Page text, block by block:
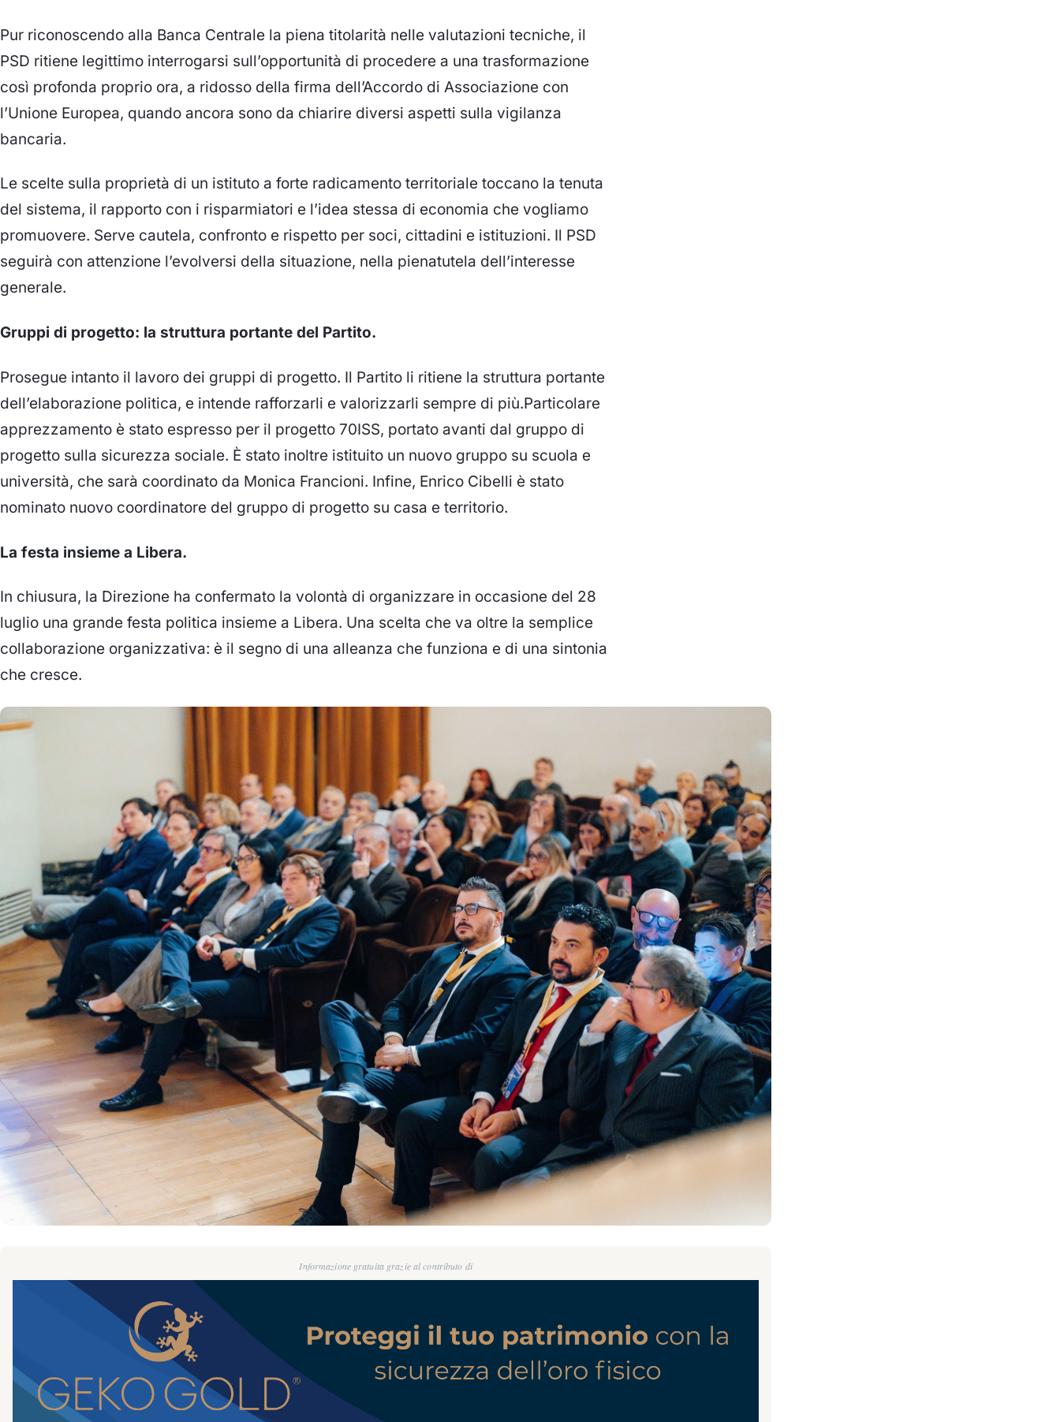
Pur riconoscendo alla Banca Centrale la piena titolarità nelle valutazioni tecniche, il
PSD ritiene legittimo interrogarsi sull’opportunità di procedere a una trasformazione
così profonda proprio ora, a ridosso della firma dell’Accordo di Associazione con
l’Unione Europea, quando ancora sono da chiarire diversi aspetti sulla vigilanza
bancaria.
Le scelte sulla proprietà di un istituto a forte radicamento territoriale toccano la tenuta
del sistema, il rapporto con i risparmiatori e l’idea stessa di economia che vogliamo
promuovere. Serve cautela, confronto e rispetto per soci, cittadini e istituzioni. Il PSD
seguirà con attenzione l’evolversi della situazione, nella pienatutela dell’interesse
generale.
Gruppi di progetto: la struttura portante del Partito.
Prosegue intanto il lavoro dei gruppi di progetto. Il Partito li ritiene la struttura portante
dell’elaborazione politica, e intende rafforzarli e valorizzarli sempre di più.Particolare
apprezzamento è stato espresso per il progetto 70ISS, portato avanti dal gruppo di
progetto sulla sicurezza sociale. È stato inoltre istituito un nuovo gruppo su scuola e
università, che sarà coordinato da Monica Francioni. Infine, Enrico Cibelli è stato
nominato nuovo coordinatore del gruppo di progetto su casa e territorio.
La festa insieme a Libera.
In chiusura, la Direzione ha confermato la volontà di organizzare in occasione del 28
luglio una grande festa politica insieme a Libera. Una scelta che va oltre la semplice
collaborazione organizzativa: è il segno di una alleanza che funziona e di una sintonia
che cresce.
Informazione gratuita grazie al contributo di